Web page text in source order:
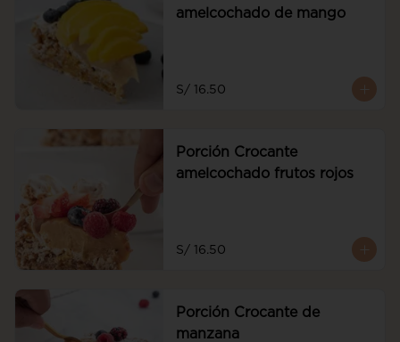
amelcochado de mango
S/ 16.50
Porción Crocante
amelcochado frutos rojos
S/ 16.50
Porción Crocante de
manzana